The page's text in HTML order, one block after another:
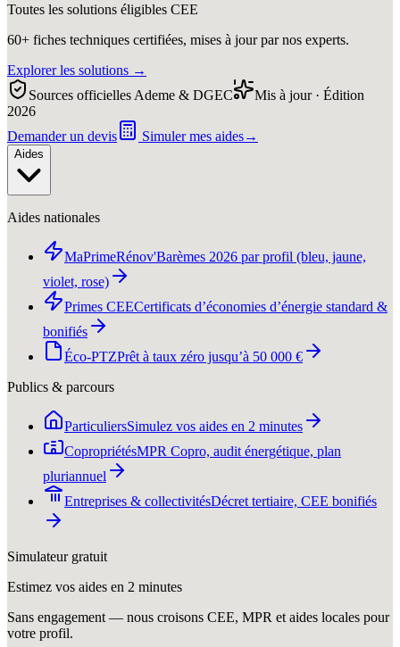
Toutes les solutions éligibles CEE
60+ fiches techniques certifiées, mises à jour par nos experts.
Explorer les solutions →
Sources officielles Ademe & DGEC
Mis à jour · Édition
2026
Demander un devis
Simuler mes aides→
Aides
Aides nationales
MaPrimeRénov'Barèmes 2026 par profil (bleu, jaune,
violet, rose)
Primes CEECertificats d’économies d’énergie standard &
bonifiés
Éco-PTZPrêt à taux zéro jusqu’à 50 000 €
Publics & parcours
ParticuliersSimulez vos aides en 2 minutes
CopropriétésMPR Copro, audit énergétique, plan
pluriannuel
Entreprises & collectivitésDécret tertiaire, CEE bonifiés
Simulateur gratuit
Estimez vos aides en 2 minutes
Sans engagement — nous croisons CEE, MPR et aides locales pour
votre profil.